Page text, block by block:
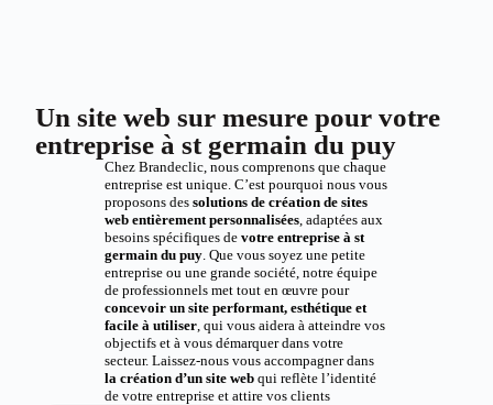
Un site web sur mesure pour votre
entreprise à st germain du puy
Chez Brandeclic, nous comprenons que chaque
entreprise est unique. C’est pourquoi nous vous
proposons des solutions de création de sites
web entièrement personnalisées, adaptées aux
besoins spécifiques de votre entreprise à st
germain du puy. Que vous soyez une petite
entreprise ou une grande société, notre équipe
de professionnels met tout en œuvre pour
concevoir un site performant, esthétique et
facile à utiliser, qui vous aidera à atteindre vos
objectifs et à vous démarquer dans votre
secteur. Laissez-nous vous accompagner dans
la création d’un site webqui reflète l’identité
de votre entreprise et attire vos clients